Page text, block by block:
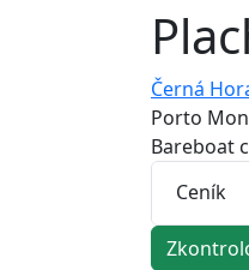
Černá
Porto
Bareboat
Ceník